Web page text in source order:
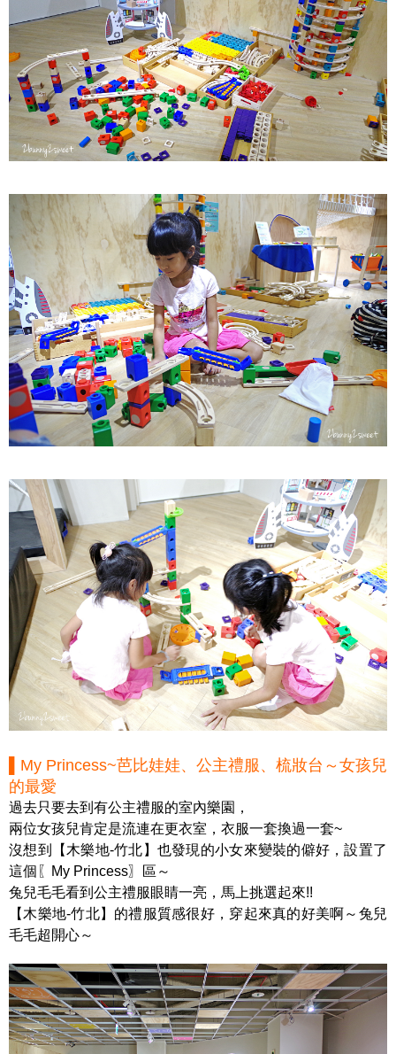
▌My Princess~芭比娃娃、公主禮服、梳妝台～女孩兒
的最愛
過去只要去到有公主禮服的室內樂園，
兩位女孩兒肯定是流連在更衣室，衣服一套換過一套~
沒想到【木樂地-竹北】也發現的小女來變裝的僻好，設置了
這個〖My Princess〗區～
兔兒毛毛看到公主禮服眼睛一亮，馬上挑選起來!!
【木樂地-竹北】的禮服質感很好，穿起來真的好美啊～兔兒
毛毛超開心～